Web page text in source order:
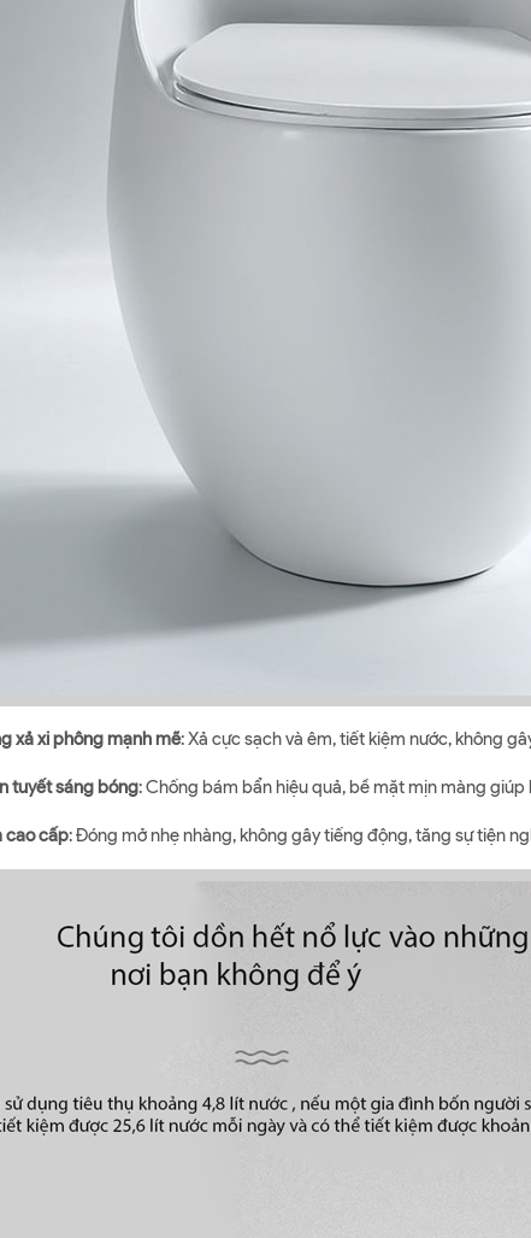
xả xi phông mạnh mẽ: Xả cực sạch và êm, tiết kiệm nước, không
tuyết sáng bóng: Chống bám bẩn hiệu quả, bề mặt mịn màng giúp
cao cấp: Đóng mở nhẹ nhàng, không gây tiếng động, tăng sự tiện